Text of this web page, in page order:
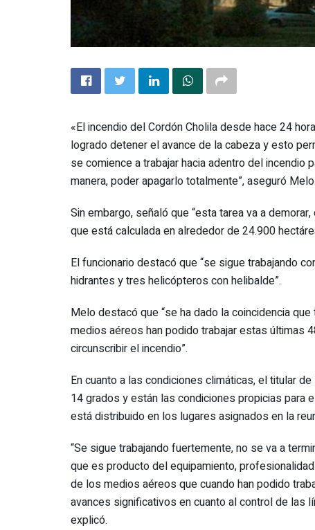
«El incendio del Cordón Cholila desde hace 24
logrado detener el avance de la cabeza y esto
se comience a trabajar hacia adentro del incendio
manera, poder apagarlo totalmente”, aseguró Melo.
Sin embargo, señaló que “esta tarea va a
que está calculada en alrededor de 24.900
El funcionario destacó que “se sigue trabajando
hidrantes y tres helicópteros con helibalde”.
Melo destacó que “se ha dado la coincidencia
medios aéreos han podido trabajar estas últimas
circunscribir el incendio”.
En cuanto a las condiciones climáticas, el titular
14 grados y están las condiciones propicias para
está distribuido en los lugares asignados en la
“Se sigue trabajando fuertemente, no se va a
que es producto del equipamiento,
de los medios aéreos que cuando han podido
avances significativos en cuanto al control de las
explicó.